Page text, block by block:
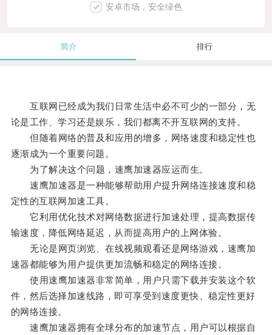
安卓市场，安全绿色
简介 排行
互联网已经成为我们日常生活中必不可少的一部分，无
论是工作、学习还是娱乐，我们都离不开互联网的支持。
但随着网络的普及和应用的增多，网络速度和稳定性也
逐渐成为一个重要问题。
为了解决这个问题，速鹰加速器应运而生。
速鹰加速器是一种能够帮助用户提升网络连接速度和稳
定性的互联网加速工具。
它利用优化技术对网络数据进行加速处理，提高数据传
输速度，降低网络延迟，从而提高用户的上网体验。
无论是网页浏览、在线视频观看还是网络游戏，速鹰加
速器都能够为用户提供更加流畅和稳定的网络连接。
使用速鹰加速器非常简单，用户只需下载并安装这个软
件，然后选择加速线路，即可享受到速度更快、稳定性更好
的网络连接。
速鹰加速器拥有全球分布的加速节点，用户可以根据自